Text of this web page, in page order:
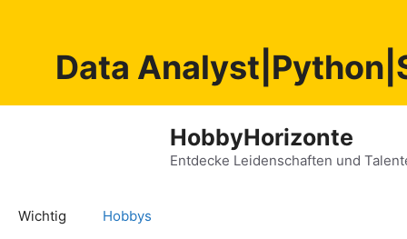
Data
HobbyHorizonte
Entdecke Leidenschaften und
Wichtig Hobbys